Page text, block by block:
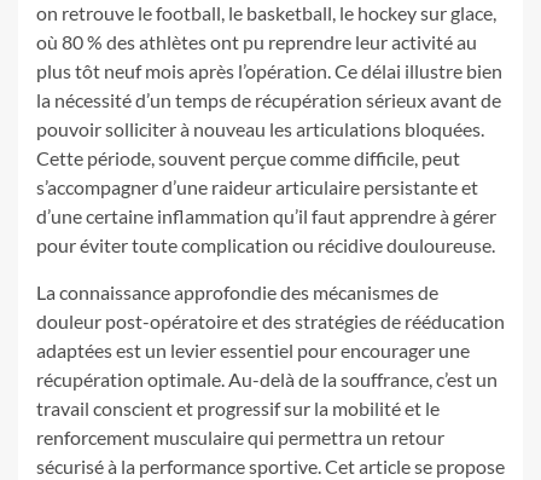
on retrouve le football, le basketball, le hockey sur glace,
où 80 % des athlètes ont pu reprendre leur activité au
plus tôt neuf mois après l’opération. Ce délai illustre bien
la nécessité d’un temps de récupération sérieux avant de
pouvoir solliciter à nouveau les articulations bloquées.
Cette période, souvent perçue comme difficile, peut
s’accompagner d’une raideur articulaire persistante et
d’une certaine inflammation qu’il faut apprendre à gérer
pour éviter toute complication ou récidive douloureuse.
La connaissance approfondie des mécanismes de
douleur post-opératoire et des stratégies de rééducation
adaptées est un levier essentiel pour encourager une
récupération optimale. Au-delà de la souffrance, c’est un
travail conscient et progressif sur la mobilité et le
renforcement musculaire qui permettra un retour
sécurisé à la performance sportive. Cet article se propose